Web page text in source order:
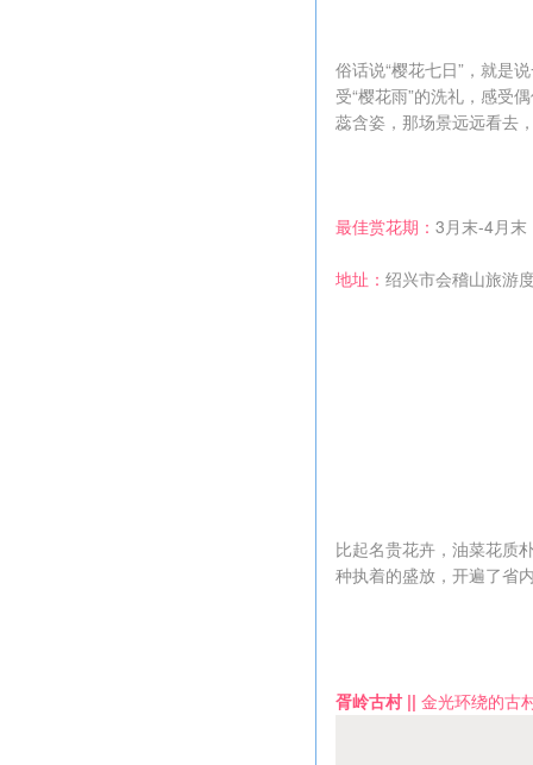
俗话说“樱花七日”，就是
受“樱花雨”的洗礼，感受
蕊含姿，那场景远远看去
最佳赏花期： 3月末-4月末
地址： 绍兴市会稽山旅游
比起名贵花卉，油菜花质
种执着的盛放，开遍了省
胥岭古村 || 金光环绕的古